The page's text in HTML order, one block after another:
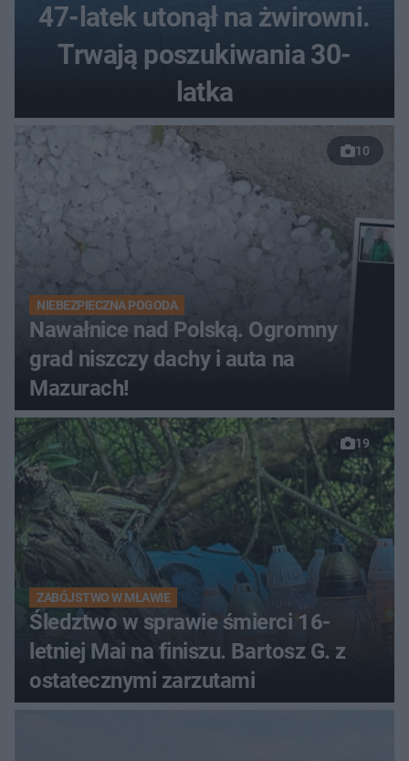
47-latek utonął na żwirowni.
Trwają poszukiwania 30-
latka
10
NIEBEZPIECZNA POGODA
Nawałnice nad Polską. Ogromny
grad niszczy dachy i auta na
Mazurach!
19
ZABÓJSTWO W MŁAWIE
Śledztwo w sprawie śmierci 16-
letniej Mai na finiszu. Bartosz G. z
ostatecznymi zarzutami